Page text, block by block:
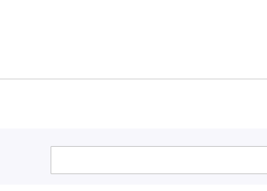
Newsletter: